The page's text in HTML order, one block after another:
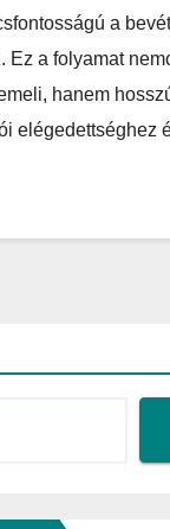
a
Ez a folyamat
hanem
elégedettséghez